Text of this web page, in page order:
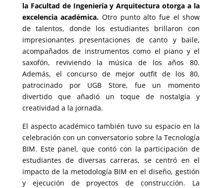
la Facultad de Ingeniería y Arquitectura otorga a la
excelencia académica. Otro punto alto fue el show
de talentos, donde los estudiantes brillaron con
impresionantes presentaciones de canto y baile,
acompañados de instrumentos como el piano y el
saxofón, reviviendo la música de los años 80.
Además, el concurso de mejor outfit de los 80,
patrocinado por UGB Store, fue un momento
divertido que añadió un toque de nostalgia y
creatividad a la jornada.
El aspecto académico también tuvo su espacio en la
celebración con un conversatorio sobre la Tecnología
BIM. Este panel, que contó con la participación de
estudiantes de diversas carreras, se centró en el
impacto de la metodología BIM en el diseño, gestión
y ejecución de proyectos de construcción. La